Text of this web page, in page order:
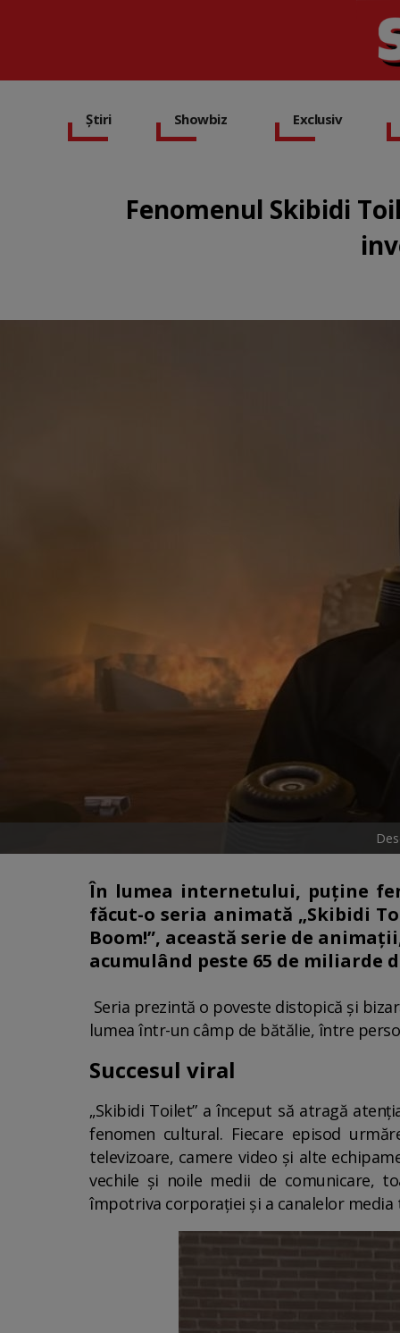
Știri Showbiz Exclusiv
Fenomenul Skibidi
În lumea internetului, puține
făcut-o seria animată „Skibidi
Boom!”, această serie de
acumulând peste 65 de miliarde
Seria prezintă o poveste distopică și
lumea într-un câmp de bătălie, între
Succesul viral
„Skibidi Toilet” a început să atragă
fenomen cultural. Fiecare episod
televizoare, camere video și alte
vechile și noile medii de comunicare,
împotriva corporației și a canalelor media